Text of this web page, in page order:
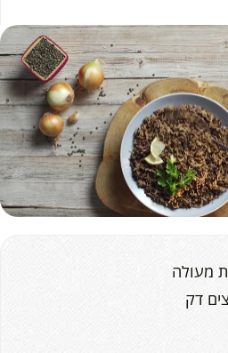
מעולה